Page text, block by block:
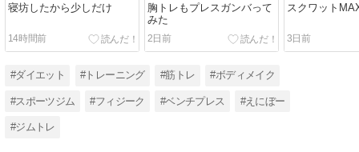
寝坊したから少しだけ
14時間前
胸トレもプレスガンバって
みた
2日前
スクワット
3日前
#ダイエット #トレーニング #筋トレ #ボディメイク
#スポーツジム #フィジーク #ベンチプレス #えにぼー
#ジムトレ